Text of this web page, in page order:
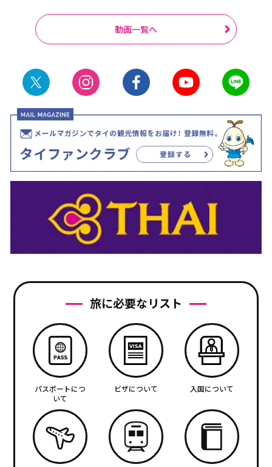
動画一覧へ
旅に必要なリスト
パスポートにつ
いて
ビザについて 入国について